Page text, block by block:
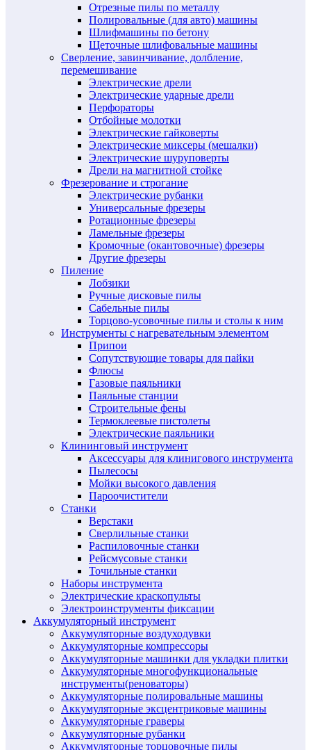
Отрезные пилы по металлу
Полировальные (для авто) машины
Шлифмашины по бетону
Щеточные шлифовальные машины
Сверление, завинчивание, долбление,
перемешивание
Электрические дрели
Электрические ударные дрели
Перфораторы
Отбойные молотки
Электрические гайковерты
Электрические миксеры (мешалки)
Электрические шуруповерты
Дрели на магнитной стойке
Фрезерование и строгание
Электрические рубанки
Универсальные фрезеры
Ротационные фрезеры
Ламельные фрезеры
Кромочные (окантовочные) фрезеры
Другие фрезеры
Пиление
Лобзики
Ручные дисковые пилы
Сабельные пилы
Торцово-усовочные пилы и столы к ним
Инструменты с нагревательным элементом
Припои
Сопутствующие товары для пайки
Флюсы
Газовые паяльники
Паяльные станции
Строительные фены
Термоклеевые пистолеты
Электрические паяльники
Клининговый инструмент
Аксессуары для клинигового инструмента
Пылесосы
Мойки высокого давления
Пароочистители
Станки
Верстаки
Сверлильные станки
Распиловочные станки
Рейсмусовые станки
Точильные станки
Наборы инструмента
Электрические краскопульты
Электроинструменты фиксации
Аккумуляторный инструмент
Аккумуляторные воздуходувки
Аккумуляторные компрессоры
Аккумуляторные машинки для укладки плитки
Аккумуляторные многофункциональные
инструменты(реноваторы)
Аккумуляторные полировальные машины
Аккумуляторные эксцентриковые машины
Аккумуляторные граверы
Аккумуляторные рубанки
Аккумуляторные торцовочные пилы